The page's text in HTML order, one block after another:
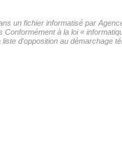
un fichier informatisé par
à la loi «
d'opposition au démarchage